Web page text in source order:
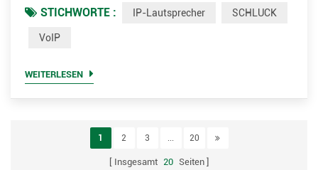
Messaging-Anwendungen umfassen. SIP ist eine Methode
des Voice Over Internet Protocol (VoIP). Andere VoIP-
Descriptio...
STICHWORTE : IP-Lautsprecher SCHLUCK
VoIP
WEITERLESEN
1 2 3 ... 20
Insgesamt 20 Seiten